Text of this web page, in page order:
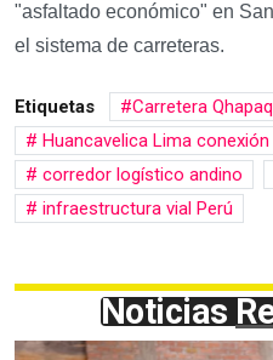
"asfaltado económico" en
el sistema de carreteras.
Etiquetas
Carretera
Huancavelica Lima conexión
corredor logístico andino
infraestructura vial Perú
Noticias